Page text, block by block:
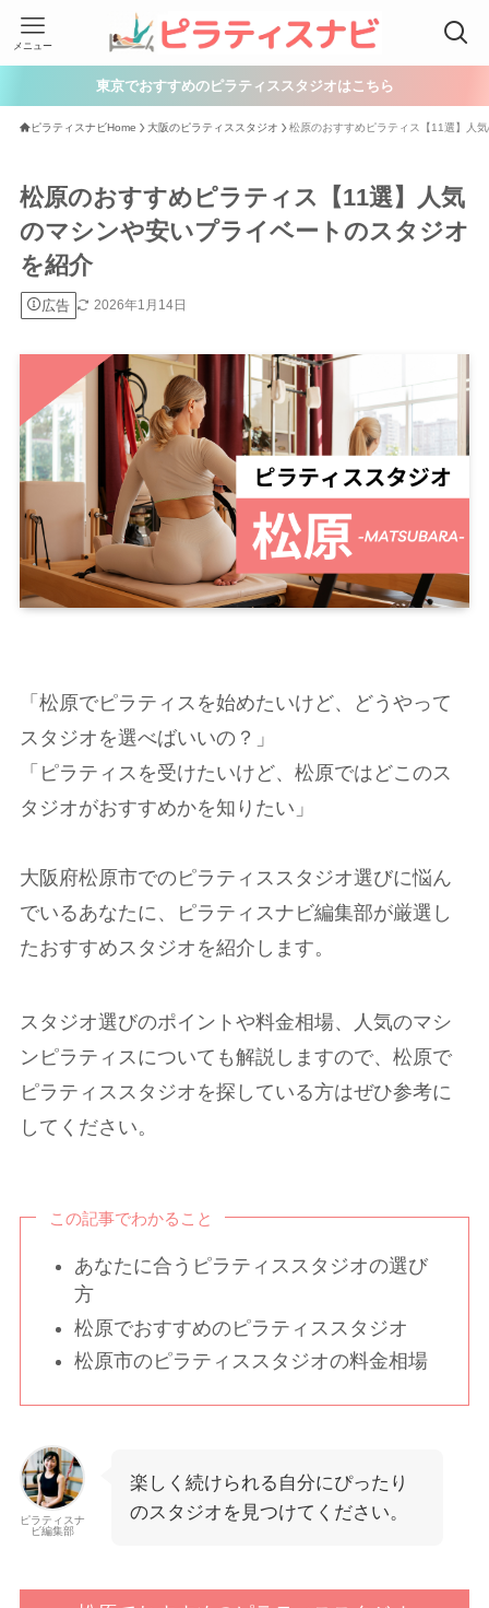
メニュー
東京でおすすめのピラティススタジオはこちら
ピラティスナビHome 大阪のピラティススタジオ 松原のおすすめピラティス【11選】人
松原のおすすめピラティス【11選】人気
のマシンや安いプライベートのスタジオ
を紹介
広告 2026年1月14日
「松原でピラティスを始めたいけど、どうやって
スタジオを選べばいいの？」
「ピラティスを受けたいけど、松原ではどこのス
タジオがおすすめかを知りたい」
大阪府松原市でのピラティススタジオ選びに悩ん
でいるあなたに、ピラティスナビ編集部が厳選し
たおすすめスタジオを紹介します。
スタジオ選びのポイントや料金相場、人気のマシ
ンピラティスについても解説しますので、松原で
ピラティススタジオを探している方はぜひ参考に
してください。
この記事でわかること
あなたに合うピラティススタジオの選び
方
松原でおすすめのピラティススタジオ
松原市のピラティススタジオの料金相場
ピラティスナ
ビ編集部
楽しく続けられる自分にぴったり
のスタジオを見つけてください。